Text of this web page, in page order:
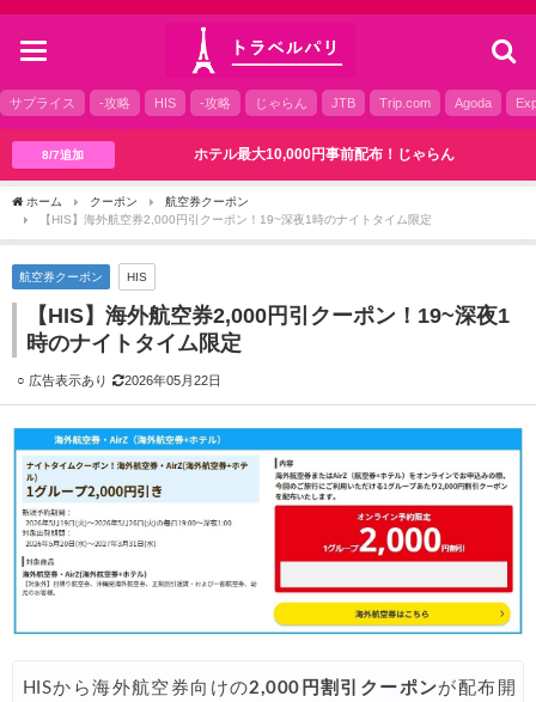
toggle
サプライス -攻略 HIS -攻略 じゃらん JTB Trip.com Agoda
8/7追加 ホテル最大10,000円事前配布！じゃらん
ホーム クーポン
航空券クーポン
【HIS】海外航空券2,000円引クーポン！19~深夜1時のナイトタイム限定
航空券クーポン HIS
【HIS】海外航空券2,000円引クーポン！19~深夜1
時のナイトタイム限定
2026年05月22日
HISから海外航空券向けの2,000円割引クーポンが配布開